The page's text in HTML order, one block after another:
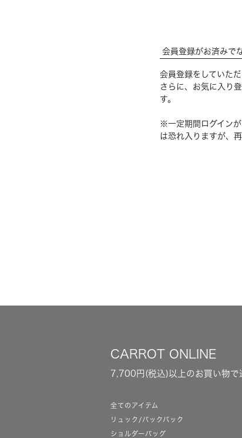
会員登録がお済みで
会員登録をしていた
さらに、お気に入り
す。
※一定期間ログイン
は恐れ入りますが、
CARROT ONLINE
7,700円(税込)以上のお買い物で
全てのアイテム
リュック/バックパック
ショルダーバッグ